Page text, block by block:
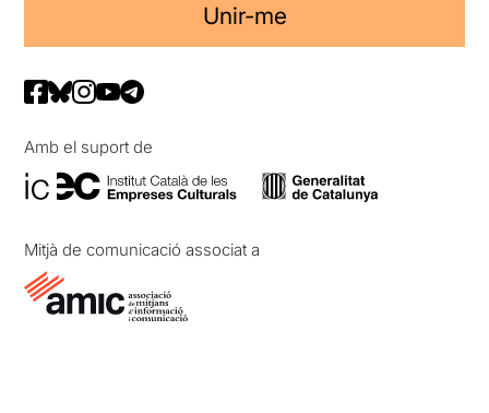
Unir-me
Amb el suport de
Mitjà de comunicació associat a